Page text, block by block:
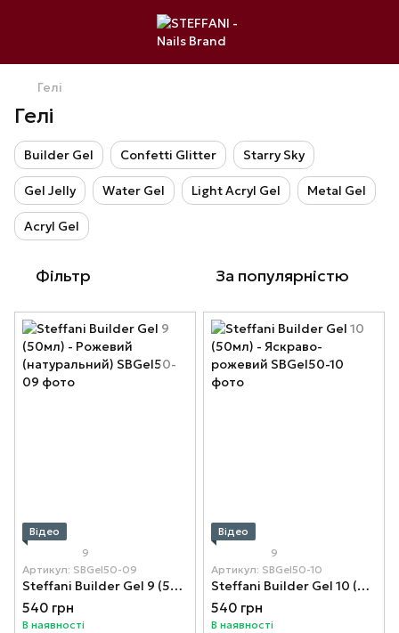
Гелі
Гелі
Builder Gel Confetti Glitter Starry Sky
Gel Jelly Water Gel Light Acryl Gel Metal Gel
Acryl Gel
Фільтр За популярністю
Відео
9
Артикул: SBGel50-09
Steffani Builder Gel 9 (50мл) - Рожевий (натуральний)
540 грн
В наявності
Відео
9
Артикул: SBGel50-10
Steffani Builder Gel 10 (50мл) - Яскраво-рожевий
540 грн
В наявності